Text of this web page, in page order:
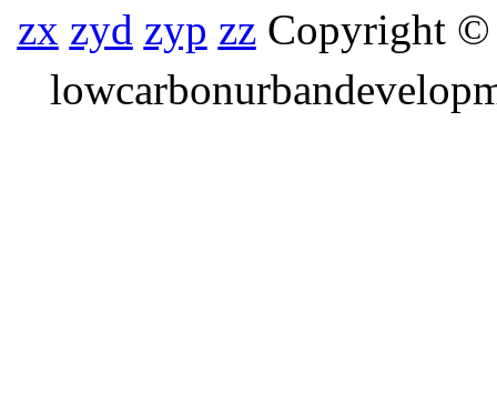
zx zyd zyp zzCopyright ©